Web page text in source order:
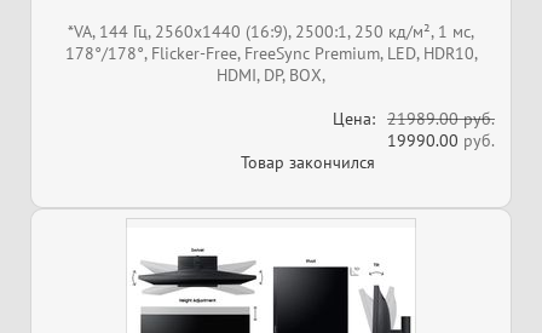
*VA, 144 Гц, 2560x1440 (16:9), 2500:1, 250 кд/м², 1 мс,
178°/178°, Flicker-Free, FreeSync Premium, LED, HDR10,
HDMI, DP, ВОХ,
Цена: 21989.00 руб.
19990.00 руб.
Товар закончился